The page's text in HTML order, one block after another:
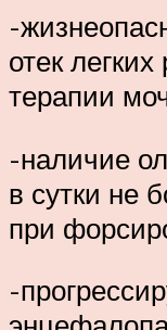
-
отек
терапии
-наличие
в сутки не
при
-